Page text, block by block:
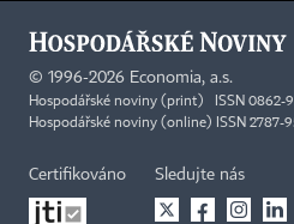
© 1996-2026 Economia, a.s.
Hospodářské noviny (print) ISSN 0862-
Hospodářské noviny (online) ISSN 2787-
Certifikováno Sledujte nás